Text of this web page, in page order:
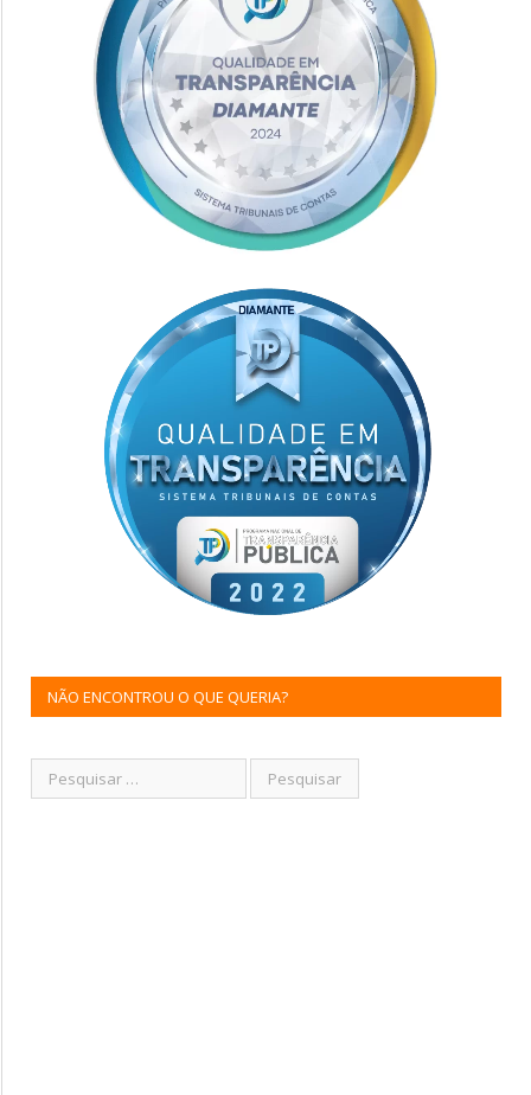
NÃO ENCONTROU O QUE QUERIA?